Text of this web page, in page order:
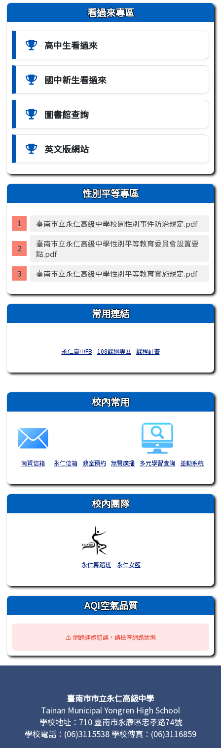
左邊區域內容 看過來專區
高中生看過來
國中新生看過來
圖書館查詢
英文版網站
性別平等專區
臺南市立永仁高級中學校園性別事件防治規定.pdf
臺南市立永仁高級中學性別平等教育委員會設置要
點.pdf
臺南市立永仁高級中學性別平等教育實施規定.pdf
常用連結
永仁高中FB 108課綱專區 課程計畫
右邊區域內容 校內常用
南資信箱 永仁信箱 教室預約 無聲廣播 多元學習查詢 差勤系統
校內團隊
永仁舞蹈班 永仁女籃
AQI空氣品質
⚠️ 網路連線錯誤，請檢查網路狀態
臺南市市立永仁高級中學
Tainan Municipal Yongren High School
學校地址：710 臺南市永康區忠孝路74號
學校電話：(06)3115538 學校傳真：(06)3116859